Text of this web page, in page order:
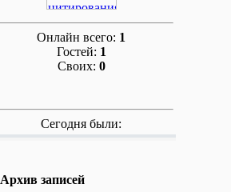
Онлайн всего: 1
Гостей: 1
Своих: 0
Сегодня были:
Архив записей